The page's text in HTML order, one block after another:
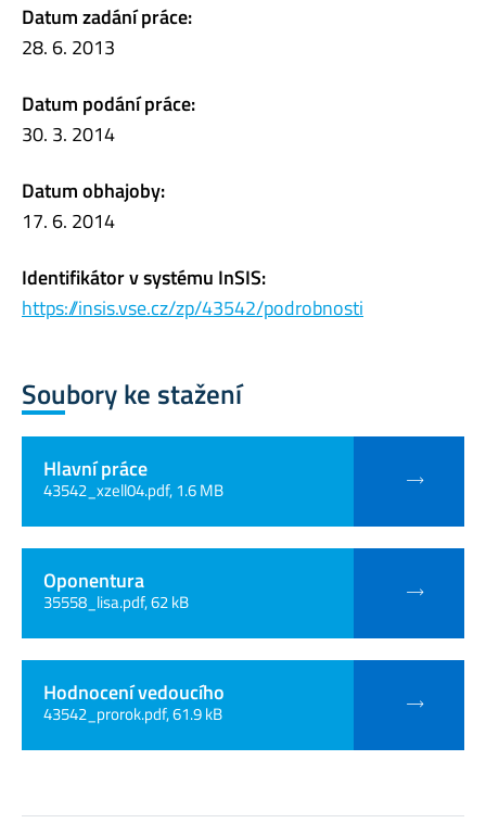
Datum zadání práce:
28. 6. 2013
Datum podání práce:
30. 3. 2014
Datum obhajoby:
17. 6. 2014
Identifikátor v systému InSIS:
https://insis.vse.cz/zp/43542/podrobnosti
Soubory ke stažení
Hlavní práce
43542_xzell04.pdf, 1.6 MB
Oponentura
35558_lisa.pdf, 62 kB
Hodnocení vedoucího
43542_prorok.pdf, 61.9 kB